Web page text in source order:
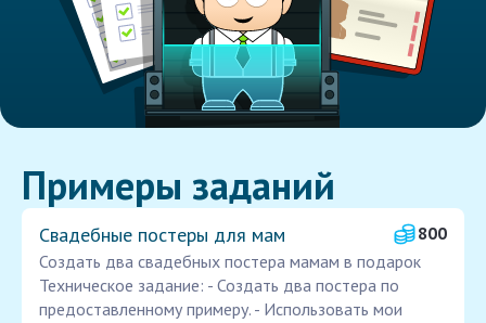
Примеры заданий
Свадебные постеры для мам
800
Создать два свадебных постера мамам в подарок
Техническое задание: - Создать два постера по
предоставленному примеру. - Использовать мои